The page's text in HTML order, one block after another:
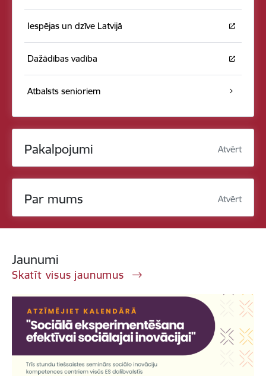
Iespējas un dzīve Latvijā
Dažādības vadība
Atbalsts senioriem
Pakalpojumi Atvērt
Par mums Atvērt
Jaunumi
Skatīt visus jaunumus